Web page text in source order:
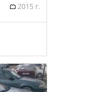
2015 г.